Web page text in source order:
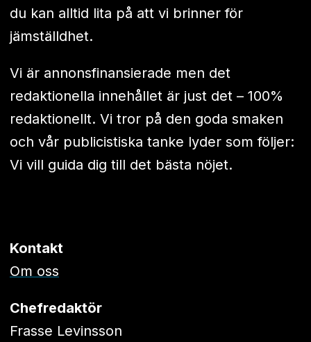
du kan alltid lita på att vi brinner för
jämställdhet.
Vi är annonsfinansierade men det
redaktionella innehållet är just det – 100%
redaktionellt. Vi tror på den goda smaken
och vår publicistiska tanke lyder som följer:
Vi vill guida dig till det bästa nöjet.
Kontakt
Om oss
Chefredaktör
Frasse Levinsson